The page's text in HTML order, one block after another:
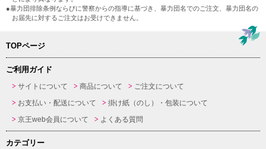
●暴力団排除条例ならびに警察からの指導に基づき、暴力団名でのご注文、暴力団名の
お届先に対するご注文はお受けできません。
TOPページ
ご利用ガイド
サイトについて 商品について
ご注文について
お支払い・配送について
掛け紙（のし）・包装について
京王web会員について
よくある質問
カテゴリー